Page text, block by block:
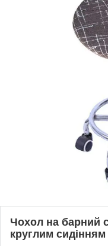
Чохол на барний
круглим сидінням